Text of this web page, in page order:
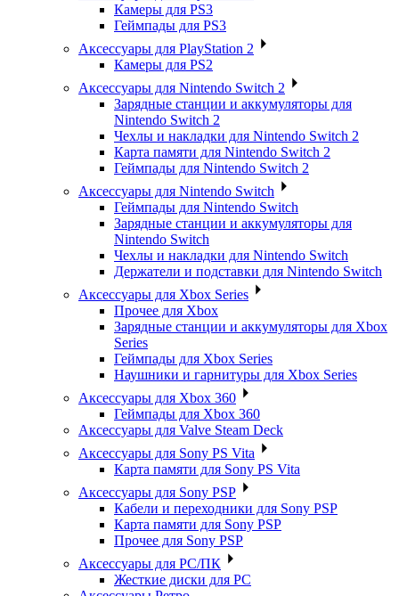
Камеры для PS3
Геймпады для PS3
Аксессуары для PlayStation 2
Камеры для PS2
Аксессуары для Nintendo Switch 2
Зарядные станции и аккумуляторы для
Nintendo Switch 2
Чехлы и накладки для Nintendo Switch 2
Карта памяти для Nintendo Switch 2
Геймпады для Nintendo Switch 2
Аксессуары для Nintendo Switch
Геймпады для Nintendo Switch
Зарядные станции и аккумуляторы для
Nintendo Switch
Чехлы и накладки для Nintendo Switch
Держатели и подставки для Nintendo Switch
Аксессуары для Xbox Series
Прочее для Xbox
Зарядные станции и аккумуляторы для Xbox
Series
Геймпады для Xbox Series
Наушники и гарнитуры для Xbox Series
Аксессуары для Xbox 360
Геймпады для Xbox 360
Аксессуары для Valve Steam Deck
Аксессуары для Sony PS Vita
Карта памяти для Sony PS Vita
Аксессуары для Sony PSP
Кабели и переходники для Sony PSP
Карта памяти для Sony PSP
Прочее для Sony PSP
Аксессуары для PC/ПК
Жесткие диски для PC